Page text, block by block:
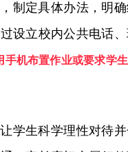
制定具体办法，明
设立校内公共电话
手机布置作业或要求学
学生科学理性对待